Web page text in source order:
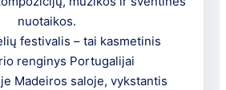
nuotaikos.
festivalis – tai kasmetinis
renginys Portugalijai
Madeiros saloje, vykstantis